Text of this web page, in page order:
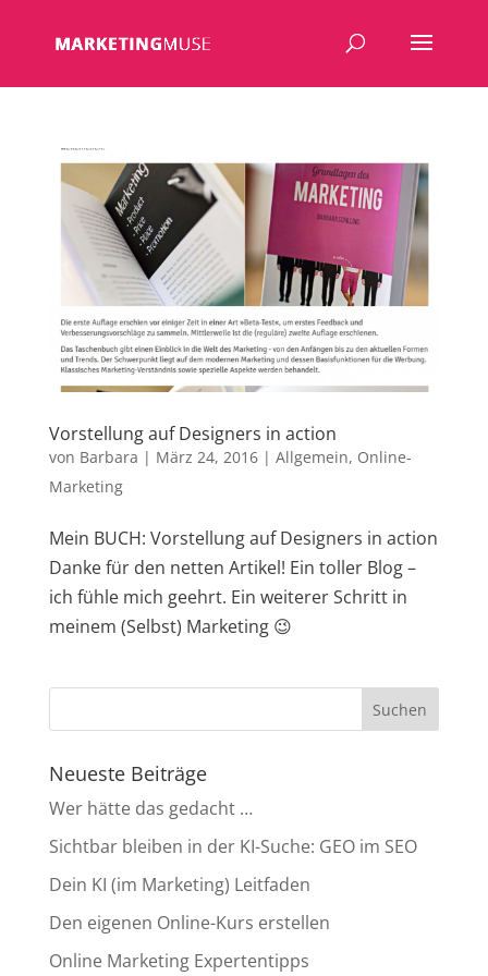
Vorstellung auf Designers in action
von Barbara | März 24, 2016| Allgemein, Online-
Marketing
Mein BUCH: Vorstellung auf Designers in action
Danke für den netten Artikel! Ein toller Blog –
ich fühle mich geehrt. Ein weiterer Schritt in
meinem (Selbst) Marketing 😉
Neueste Beiträge
Wer hätte das gedacht …
Sichtbar bleiben in der KI-Suche: GEO im SEO
Dein KI (im Marketing) Leitfaden
Den eigenen Online-Kurs erstellen
Online Marketing Expertentipps